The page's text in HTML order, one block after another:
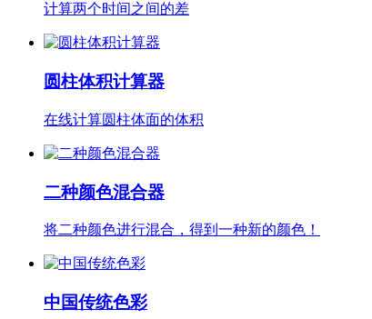
计算两个时间之间的差
圆柱体积计算器
在线计算圆柱体面的体积
二种颜色混合器
将二种颜色进行混合，得到一种新的颜色！
中国传统色彩